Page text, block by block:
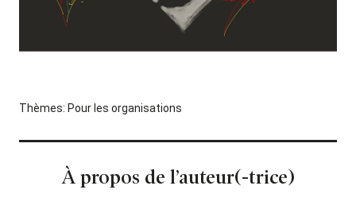
Thèmes: Pour les organisations
À propos de l’auteur(-trice)